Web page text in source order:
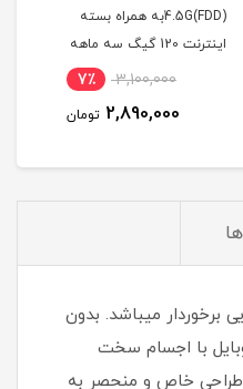
4.5G(FDD)به همراه بسته
اینترنت 120 گیگ سه ماهه
(مخصوص مودم )
3,100,000 7٪
2,890,000 تومان
برخوردار میباشد. بدون
با اجسام سخت
طراحی خاص و منحصر به